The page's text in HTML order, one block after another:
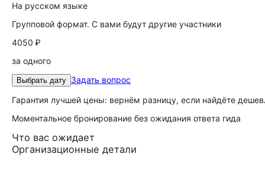
На русском языке
Групповой формат. С вами будут другие участники
4050 ₽
за одного
Выбрать дату Задать вопрос
Гарантия лучшей цены: вернём разницу, если найдёте
Моментальное бронирование без ожидания ответа гида
Что вас ожидает
Организационные детали